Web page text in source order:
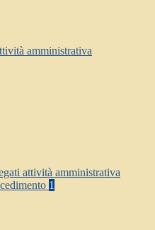
amministrativa
attività amministrativa
1